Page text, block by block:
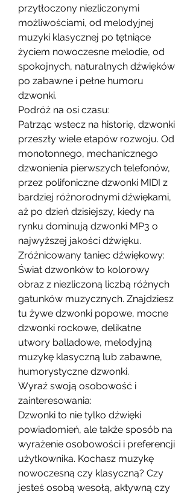
przytłoczony niezliczonymi
możliwościami, od melodyjnej
muzyki klasycznej po tętniące
życiem nowoczesne melodie, od
spokojnych, naturalnych dźwięków
po zabawne i pełne humoru
dzwonki.
Podróż na osi czasu:
Patrząc wstecz na historię, dzwonki
przeszły wiele etapów rozwoju. Od
monotonnego, mechanicznego
dzwonienia pierwszych telefonów,
przez polifoniczne dzwonki MIDI z
bardziej różnorodnymi dźwiękami,
aż po dzień dzisiejszy, kiedy na
rynku dominują dzwonki MP3 o
najwyższej jakości dźwięku.
Zróżnicowany taniec dźwiękowy:
Świat dzwonków to kolorowy
obraz z niezliczoną liczbą różnych
gatunków muzycznych. Znajdziesz
tu żywe dzwonki popowe, mocne
dzwonki rockowe, delikatne
utwory balladowe, melodyjną
muzykę klasyczną lub zabawne,
humorystyczne dzwonki.
Wyraź swoją osobowość i
zainteresowania:
Dzwonki to nie tylko dźwięki
powiadomień, ale także sposób na
wyrażenie osobowości i preferencji
użytkownika. Kochasz muzykę
nowoczesną czy klasyczną? Czy
jesteś osobą wesołą, aktywną czy